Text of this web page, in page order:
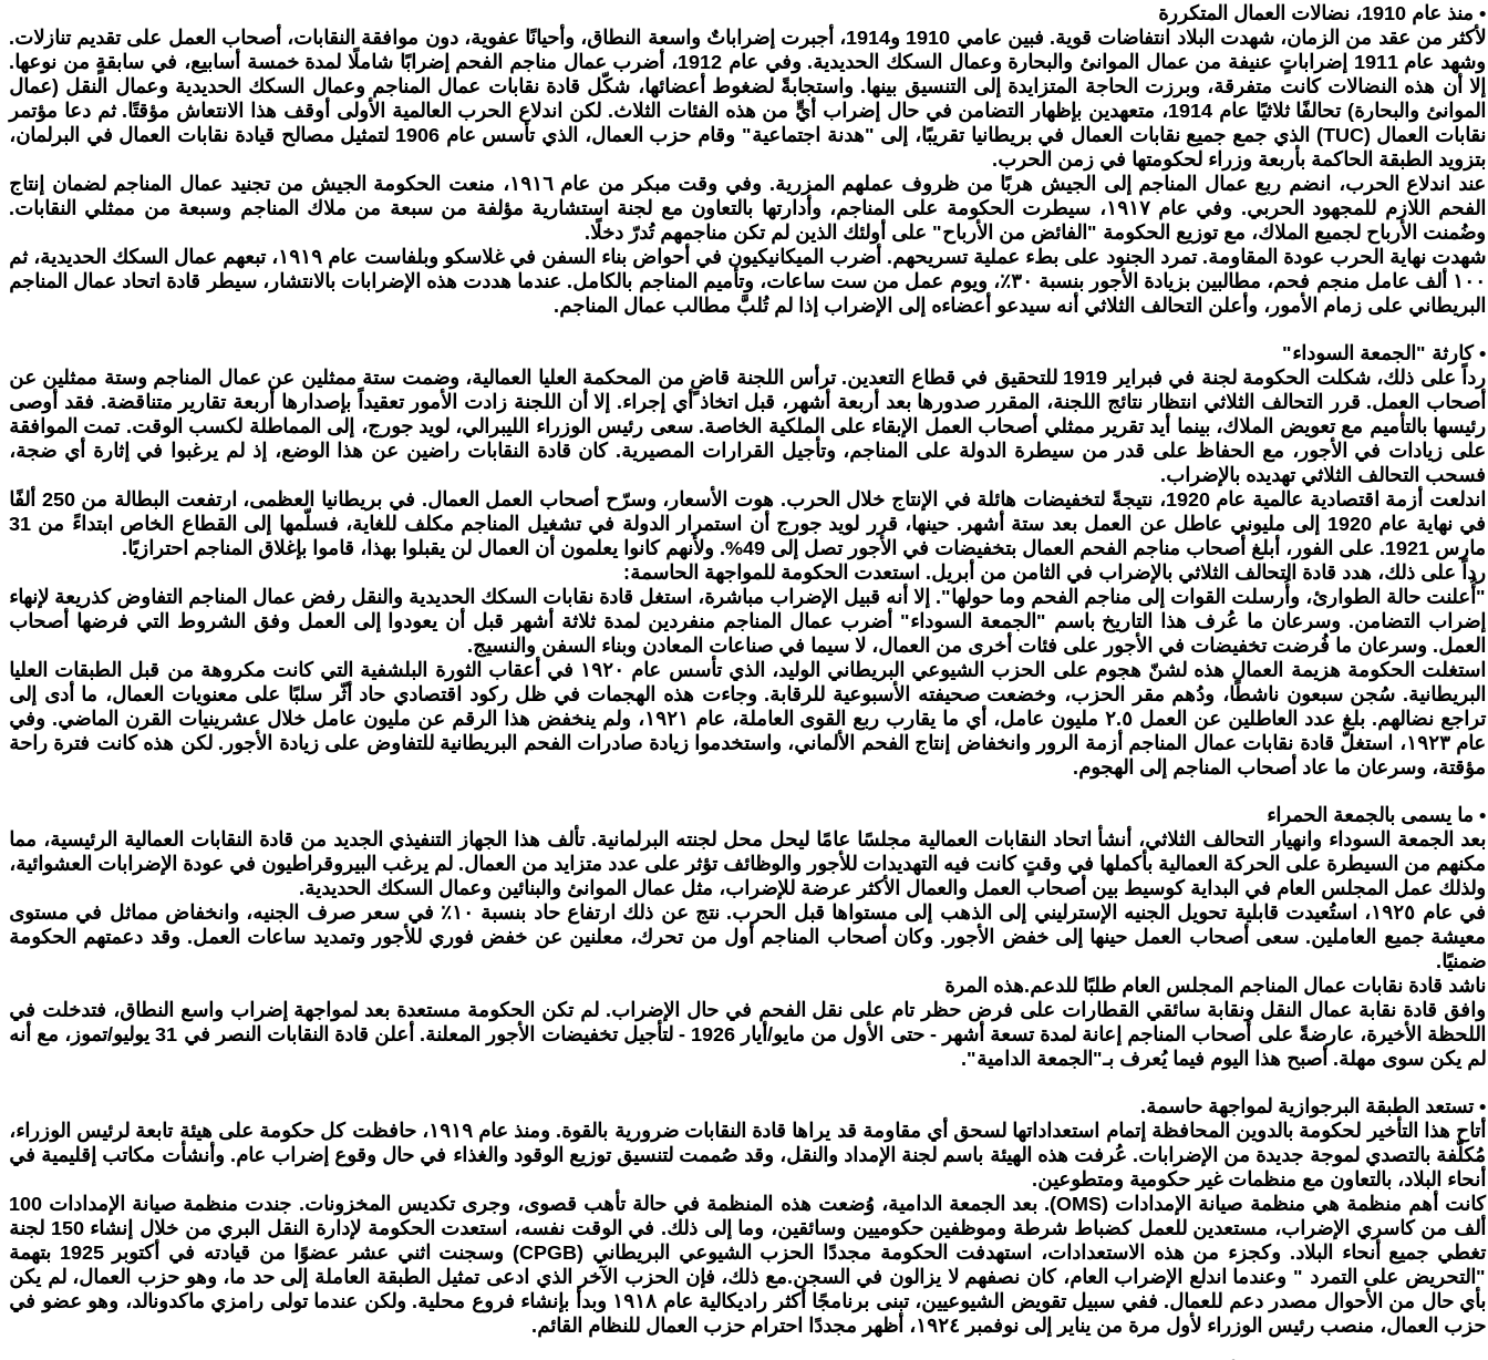
• منذ عام 1910، نضالات العمال المتكررة
لأكثر من عقد من الزمان، شهدت البلاد انتفاضات قوية. فبين عامي 1910 و1914، أجبرت إضراباتٌ واسعة النطاق، وأحيانًا عفوية، دون موافقة النقابات، أصحاب العمل على تقديم تنازلات.
وشهد عام 1911 إضراباتٍ عنيفة من عمال الموانئ والبحارة وعمال السكك الحديدية. وفي عام 1912، أضرب عمال مناجم الفحم إضرابًا شاملًا لمدة خمسة أسابيع، في سابقةٍ من نوعها.
إلا أن هذه النضالات كانت متفرقة، وبرزت الحاجة المتزايدة إلى التنسيق بينها. واستجابةً لضغوط أعضائها، شكّل قادة نقابات عمال المناجم وعمال السكك الحديدية وعمال النقل (عمال
الموانئ والبحارة) تحالفًا ثلاثيًا عام 1914، متعهدين بإظهار التضامن في حال إضراب أيٍّ من هذه الفئات الثلاث. لكن اندلاع الحرب العالمية الأولى أوقف هذا الانتعاش مؤقتًا. ثم دعا مؤتمر
نقابات العمال (TUC) الذي جمع جميع نقابات العمال في بريطانيا تقريبًا، إلى "هدنة اجتماعية" وقام حزب العمال، الذي تأسس عام 1906 لتمثيل مصالح قيادة نقابات العمال في البرلمان،
بتزويد الطبقة الحاكمة بأربعة وزراء لحكومتها في زمن الحرب.
عند اندلاع الحرب، انضم ربع عمال المناجم إلى الجيش هربًا من ظروف عملهم المزرية. وفي وقت مبكر من عام ١٩١٦، منعت الحكومة الجيش من تجنيد عمال المناجم لضمان إنتاج
الفحم اللازم للمجهود الحربي. وفي عام ١٩١٧، سيطرت الحكومة على المناجم، وأدارتها بالتعاون مع لجنة استشارية مؤلفة من سبعة من ملاك المناجم وسبعة من ممثلي النقابات.
وضُمنت الأرباح لجميع الملاك، مع توزيع الحكومة "الفائض من الأرباح" على أولئك الذين لم تكن مناجمهم تُدرّ دخلًا.
شهدت نهاية الحرب عودة المقاومة. تمرد الجنود على بطء عملية تسريحهم. أضرب الميكانيكيون في أحواض بناء السفن في غلاسكو وبلفاست عام ١٩١٩، تبعهم عمال السكك الحديدية، ثم
١٠٠ ألف عامل منجم فحم، مطالبين بزيادة الأجور بنسبة ٣٠٪، ويوم عمل من ست ساعات، وتأميم المناجم بالكامل. عندما هددت هذه الإضرابات بالانتشار، سيطر قادة اتحاد عمال المناجم
البريطاني على زمام الأمور، وأعلن التحالف الثلاثي أنه سيدعو أعضاءه إلى الإضراب إذا لم تُلبَّ مطالب عمال المناجم.
• كارثة "الجمعة السوداء"
رداً على ذلك، شكلت الحكومة لجنة في فبراير 1919 للتحقيق في قطاع التعدين. ترأس اللجنة قاضٍ من المحكمة العليا العمالية، وضمت ستة ممثلين عن عمال المناجم وستة ممثلين عن
أصحاب العمل. قرر التحالف الثلاثي انتظار نتائج اللجنة، المقرر صدورها بعد أربعة أشهر، قبل اتخاذ أي إجراء. إلا أن اللجنة زادت الأمور تعقيداً بإصدارها أربعة تقارير متناقضة. فقد أوصى
رئيسها بالتأميم مع تعويض الملاك، بينما أيد تقرير ممثلي أصحاب العمل الإبقاء على الملكية الخاصة. سعى رئيس الوزراء الليبرالي، لويد جورج، إلى المماطلة لكسب الوقت. تمت الموافقة
على زيادات في الأجور، مع الحفاظ على قدر من سيطرة الدولة على المناجم، وتأجيل القرارات المصيرية. كان قادة النقابات راضين عن هذا الوضع، إذ لم يرغبوا في إثارة أي ضجة،
فسحب التحالف الثلاثي تهديده بالإضراب.
اندلعت أزمة اقتصادية عالمية عام 1920، نتيجةً لتخفيضات هائلة في الإنتاج خلال الحرب. هوت الأسعار، وسرّح أصحاب العمل العمال. في بريطانيا العظمى، ارتفعت البطالة من 250 ألفًا
في نهاية عام 1920 إلى مليوني عاطل عن العمل بعد ستة أشهر. حينها، قرر لويد جورج أن استمرار الدولة في تشغيل المناجم مكلف للغاية، فسلّمها إلى القطاع الخاص ابتداءً من 31
مارس 1921. على الفور، أبلغ أصحاب مناجم الفحم العمال بتخفيضات في الأجور تصل إلى 49%. ولأنهم كانوا يعلمون أن العمال لن يقبلوا بهذا، قاموا بإغلاق المناجم احترازيًا.
رداً على ذلك، هدد قادة التحالف الثلاثي بالإضراب في الثامن من أبريل. استعدت الحكومة للمواجهة الحاسمة:
"أُعلنت حالة الطوارئ، وأُرسلت القوات إلى مناجم الفحم وما حولها". إلا أنه قبيل الإضراب مباشرة، استغل قادة نقابات السكك الحديدية والنقل رفض عمال المناجم التفاوض كذريعة لإنهاء
إضراب التضامن. وسرعان ما عُرف هذا التاريخ باسم "الجمعة السوداء" أضرب عمال المناجم منفردين لمدة ثلاثة أشهر قبل أن يعودوا إلى العمل وفق الشروط التي فرضها أصحاب
العمل. وسرعان ما فُرضت تخفيضات في الأجور على فئات أخرى من العمال، لا سيما في صناعات المعادن وبناء السفن والنسيج.
استغلت الحكومة هزيمة العمال هذه لشنّ هجوم على الحزب الشيوعي البريطاني الوليد، الذي تأسس عام ١٩٢٠ في أعقاب الثورة البلشفية التي كانت مكروهة من قبل الطبقات العليا
البريطانية. سُجن سبعون ناشطًا، ودُهم مقر الحزب، وخضعت صحيفته الأسبوعية للرقابة. وجاءت هذه الهجمات في ظل ركود اقتصادي حاد أثّر سلبًا على معنويات العمال، ما أدى إلى
تراجع نضالهم. بلغ عدد العاطلين عن العمل ٢.٥ مليون عامل، أي ما يقارب ربع القوى العاملة، عام ١٩٢١، ولم ينخفض هذا الرقم عن مليون عامل خلال عشرينيات القرن الماضي. وفي
عام ١٩٢٣، استغلّ قادة نقابات عمال المناجم أزمة الرور وانخفاض إنتاج الفحم الألماني، واستخدموا زيادة صادرات الفحم البريطانية للتفاوض على زيادة الأجور. لكن هذه كانت فترة راحة
مؤقتة، وسرعان ما عاد أصحاب المناجم إلى الهجوم.
• ما يسمى بالجمعة الحمراء
بعد الجمعة السوداء وانهيار التحالف الثلاثي، أنشأ اتحاد النقابات العمالية مجلسًا عامًا ليحل محل لجنته البرلمانية. تألف هذا الجهاز التنفيذي الجديد من قادة النقابات العمالية الرئيسية، مما
مكنهم من السيطرة على الحركة العمالية بأكملها في وقتٍ كانت فيه التهديدات للأجور والوظائف تؤثر على عدد متزايد من العمال. لم يرغب البيروقراطيون في عودة الإضرابات العشوائية،
ولذلك عمل المجلس العام في البداية كوسيط بين أصحاب العمل والعمال الأكثر عرضة للإضراب، مثل عمال الموانئ والبنائين وعمال السكك الحديدية.
في عام ١٩٢٥، استُعيدت قابلية تحويل الجنيه الإسترليني إلى الذهب إلى مستواها قبل الحرب. نتج عن ذلك ارتفاع حاد بنسبة ١٠٪ في سعر صرف الجنيه، وانخفاض مماثل في مستوى
معيشة جميع العاملين. سعى أصحاب العمل حينها إلى خفض الأجور. وكان أصحاب المناجم أول من تحرك، معلنين عن خفض فوري للأجور وتمديد ساعات العمل. وقد دعمتهم الحكومة
ضمنيًا.
ناشد قادة نقابات عمال المناجم المجلس العام طلبًا للدعم.هذه المرة
وافق قادة نقابة عمال النقل ونقابة سائقي القطارات على فرض حظر تام على نقل الفحم في حال الإضراب. لم تكن الحكومة مستعدة بعد لمواجهة إضراب واسع النطاق، فتدخلت في
اللحظة الأخيرة، عارضةً على أصحاب المناجم إعانة لمدة تسعة أشهر - حتى الأول من مايو/أيار 1926 - لتأجيل تخفيضات الأجور المعلنة. أعلن قادة النقابات النصر في 31 يوليو/تموز، مع أنه
لم يكن سوى مهلة. أصبح هذا اليوم فيما يُعرف بـ"الجمعة الدامية".
• تستعد الطبقة البرجوازية لمواجهة حاسمة.
أتاح هذا التأخير لحكومة بالدوين المحافظة إتمام استعداداتها لسحق أي مقاومة قد يراها قادة النقابات ضرورية بالقوة. ومنذ عام ١٩١٩، حافظت كل حكومة على هيئة تابعة لرئيس الوزراء،
مُكلّفة بالتصدي لموجة جديدة من الإضرابات. عُرفت هذه الهيئة باسم لجنة الإمداد والنقل، وقد صُممت لتنسيق توزيع الوقود والغذاء في حال وقوع إضراب عام. وأنشأت مكاتب إقليمية في
أنحاء البلاد، بالتعاون مع منظمات غير حكومية ومتطوعين.
كانت أهم منظمة هي منظمة صيانة الإمدادات (OMS). بعد الجمعة الدامية، وُضعت هذه المنظمة في حالة تأهب قصوى، وجرى تكديس المخزونات. جندت منظمة صيانة الإمدادات 100
ألف من كاسري الإضراب، مستعدين للعمل كضباط شرطة وموظفين حكوميين وسائقين، وما إلى ذلك. في الوقت نفسه، استعدت الحكومة لإدارة النقل البري من خلال إنشاء 150 لجنة
تغطي جميع أنحاء البلاد. وكجزء من هذه الاستعدادات، استهدفت الحكومة مجددًا الحزب الشيوعي البريطاني (CPGB) وسجنت اثني عشر عضوًا من قيادته في أكتوبر 1925 بتهمة
"التحريض على التمرد " وعندما اندلع الإضراب العام، كان نصفهم لا يزالون في السجن.مع ذلك، فإن الحزب الآخر الذي ادعى تمثيل الطبقة العاملة إلى حد ما، وهو حزب العمال، لم يكن
بأي حال من الأحوال مصدر دعم للعمال. ففي سبيل تقويض الشيوعيين، تبنى برنامجًا أكثر راديكالية عام ١٩١٨ وبدأ بإنشاء فروع محلية. ولكن عندما تولى رامزي ماكدونالد، وهو عضو في
حزب العمال، منصب رئيس الوزراء لأول مرة من يناير إلى نوفمبر ١٩٢٤، أظهر مجددًا احترام حزب العمال للنظام القائم.